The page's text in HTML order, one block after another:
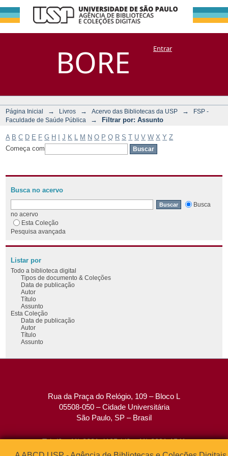
BORE
Filtrar por:
Assunto
DSpace/Manakin + CoriscoEntrar
Página Inicial → Livros → Acervo das Bibliotecas da USP →
FSP -
Faculdade de Saúde Pública
→ Filtrar por: Assunto
A B C D E F G H J K M N O P Q R S T U V W X Y Z
Começa com
Busca no acervo
Busca
no acervo
Esta Coleção
Pesquisa avançada
Listar por
Todo a biblioteca digital
Tipos de documento & Coleções
Data de publicação
Autor
Título
Assunto
Esta Coleção
Data de publicação
Autor
Título
Assunto
Rua da Praça do Relógio, 109 – Bloco L
05508-050 – Cidade Universitária
São Paulo, SP – Brasil
Tel: (0xx11) 3091-4195 / (0xx11) 3091-1541
Fax: (0xx11) 3091-1567